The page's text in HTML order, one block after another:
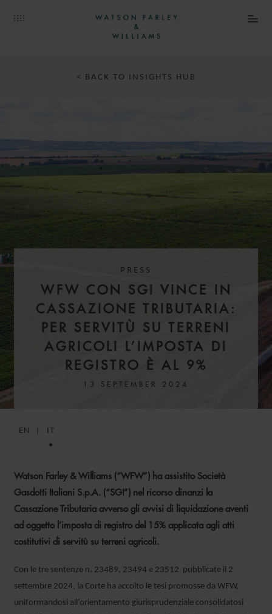
< BACK TO INSIGHTS HUB
PRESS
WFW CON SGI VINCE IN
CASSAZIONE TRIBUTARIA:
PER SERVITÙ SU TERRENI
AGRICOLI L’IMPOSTA DI
REGISTRO È AL 9%
13 SEPTEMBER 2024
EN IT
Watson Farley & Williams (“WFW”) ha assistito Società
Gasdotti Italiani S.p.A. (“SGI”) nel ricorso dinanzi la
Cassazione Tributaria avverso gli avvisi di liquidazione aventi
ad oggetto l’imposta di registro del 15% applicata agli atti
costitutivi di servitù su terreni agricoli.
Con le tre sentenze n. 23489, 23494 e 23512 pubblicate il 2
settembre 2024, la Corte ha accolto le tesi promosse da WFW,
uniformandosi all’orientamento giurisprudenziale consolidatosi